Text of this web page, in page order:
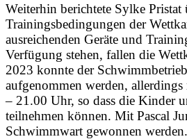
Weiterhin berichtete Sylke Pristat
Trainingsbedingungen der
ausreichenden Geräte und
Verfügung stehen, fallen die
2023 konnte der
aufgenommen werden,
– 21.00 Uhr, so dass die Kinder
teilnehmen können. Mit Pascal
Schwimmwart gewonnen werden.